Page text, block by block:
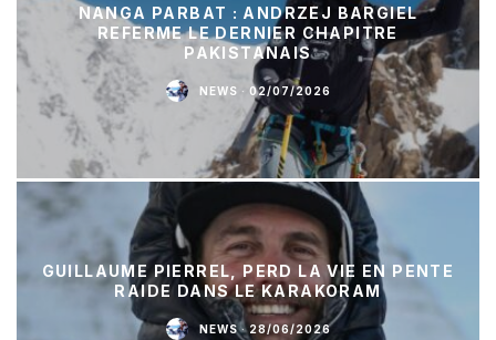
NANGA PARBAT : ANDRZEJ BARGIEL
REFERME LE DERNIER CHAPITRE
PAKISTANAIS
NEWS · 02/07/2026
GUILLAUME PIERREL, PERD LA VIE EN PENTE
RAIDE DANS LE KARAKORAM
NEWS · 28/06/2026